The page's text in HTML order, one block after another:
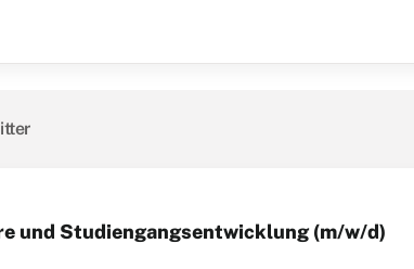
und Studiengangsentwicklung (m/w/d)